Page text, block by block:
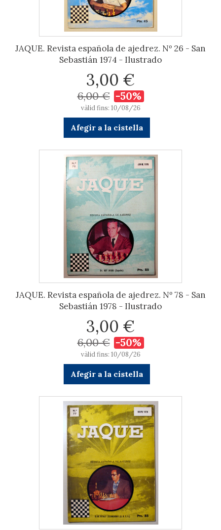
JAQUE. Revista española de ajedrez. Nº 26 - San
Sebastián 1974 - Ilustrado
3,00 €
6,00 € -50%
vàlid fins: 10/08/26
Afegir a la cistella
JAQUE. Revista española de ajedrez. Nº 78 - San
Sebastián 1978 - Ilustrado
3,00 €
6,00 € -50%
vàlid fins: 10/08/26
Afegir a la cistella